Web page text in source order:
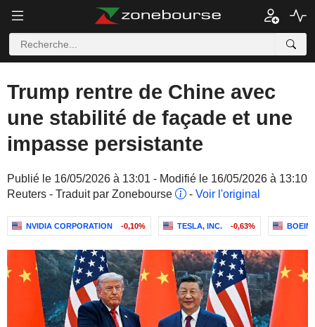
Trump rentre de Chine avec
une stabilité de façade et une
impasse persistante
Publié le 16/05/2026 à 13:01 - Modifié le 16/05/2026 à 13:10
Reuters - Traduit par Zonebourse
- Voir l'original
NVIDIA CORPORATION -0,10% TESLA, INC. -0,63%